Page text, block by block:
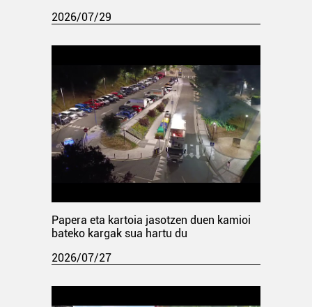
2026/07/29
Papera eta kartoia jasotzen duen kamioi
bateko kargak sua hartu du
2026/07/27